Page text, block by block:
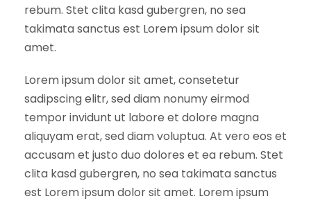
rebum. Stet clita kasd gubergren, no sea
takimata sanctus est Lorem ipsum dolor sit
amet.
Lorem ipsum dolor sit amet, consetetur
sadipscing elitr, sed diam nonumy eirmod
tempor invidunt ut labore et dolore magna
aliquyam erat, sed diam voluptua. At vero eos et
accusam et justo duo dolores et ea rebum. Stet
clita kasd gubergren, no sea takimata sanctus
est Lorem ipsum dolor sit amet. Lorem ipsum